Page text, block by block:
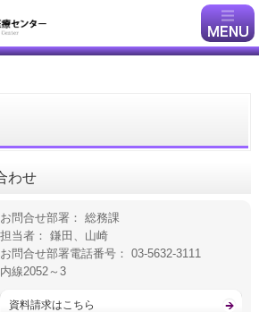
わせ
お問合せ部署： 総務課
担当者： 鎌田、山崎
お問合せ部署電話番号： 03-5632-3111
内線2052～3
資料請求はこちら